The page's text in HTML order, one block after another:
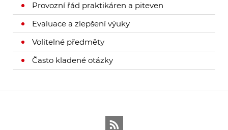
Provozní řád praktikáren a piteven
Evaluace a zlepšení výuky
Volitelné předměty
Často kladené otázky